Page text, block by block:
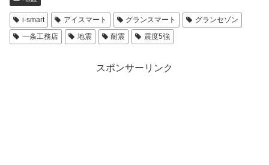
i-smart アイスマート グランスマート
グランセゾン
一条工務店
地震 耐震 震度5強
スポンサーリンク